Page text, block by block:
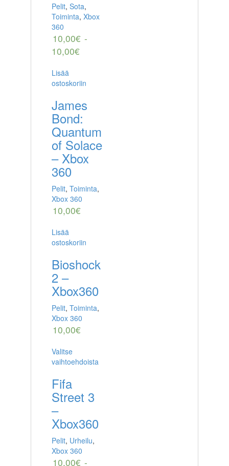
Pelit, Sota,
Toiminta, Xbox
360
10,00€ -
10,00€
Lisää
ostoskoriin
James
Bond:
Quantum
of Solace
– Xbox
360
Pelit, Toiminta,
Xbox 360
10,00€
Lisää
ostoskoriin
Bioshock
2 –
Xbox360
Pelit, Toiminta,
Xbox 360
10,00€
Valitse
vaihtoehdoista
Fifa
Street 3
–
Xbox360
Pelit, Urheilu,
Xbox 360
10,00€ -